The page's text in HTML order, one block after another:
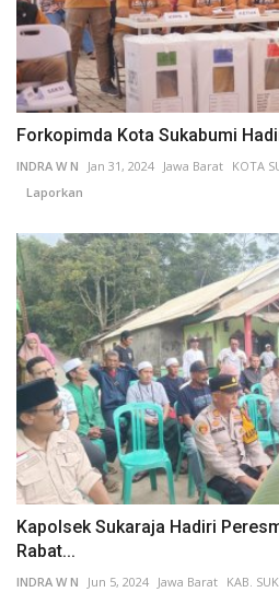
Forkopimda Kota Sukabumi
INDRA W N Jan 31, 2024 Jawa Barat KOTA
Laporkan
Kapolsek Sukaraja Hadiri
Rabat...
INDRA W N Jun 5, 2024 Jawa Barat KAB.